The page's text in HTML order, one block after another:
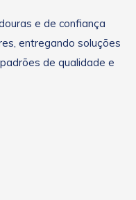
e de confiança
entregando soluções
de qualidade e